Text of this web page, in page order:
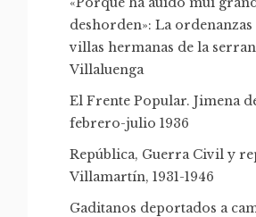
deshorden»: La
villas hermanas de la
Villaluenga
El Frente Popular. Jimena
febrero-julio 1936
República, Guerra Civil y
Villamartín, 1931-1946
Gaditanos deportados a